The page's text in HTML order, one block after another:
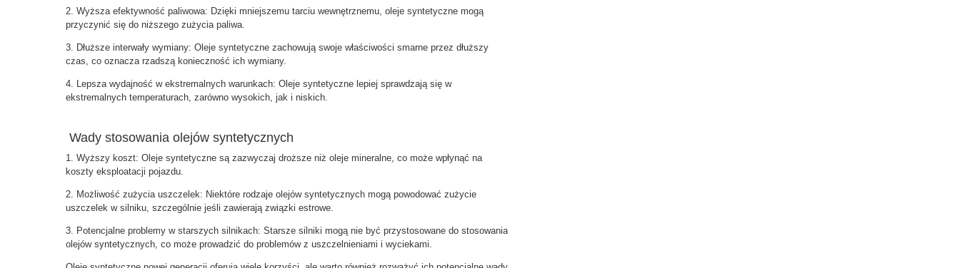
2. Wyższa efektywność paliwowa: Dzięki mniejszemu tarciu wewnętrznemu, oleje syntetyczne mogą
przyczynić się do niższego zużycia paliwa.
3. Dłuższe interwały wymiany: Oleje syntetyczne zachowują swoje właściwości smarne przez dłuższy
czas, co oznacza rzadszą konieczność ich wymiany.
4. Lepsza wydajność w ekstremalnych warunkach: Oleje syntetyczne lepiej sprawdzają się w
ekstremalnych temperaturach, zarówno wysokich, jak i niskich.
Wady stosowania olejów syntetycznych
1. Wyższy koszt: Oleje syntetyczne są zazwyczaj droższe niż oleje mineralne, co może wpłynąć na
koszty eksploatacji pojazdu.
2. Możliwość zużycia uszczelek: Niektóre rodzaje olejów syntetycznych mogą powodować zużycie
uszczelek w silniku, szczególnie jeśli zawierają związki estrowe.
3. Potencjalne problemy w starszych silnikach: Starsze silniki mogą nie być przystosowane do stosowania
olejów syntetycznych, co może prowadzić do problemów z uszczelnieniami i wyciekami.